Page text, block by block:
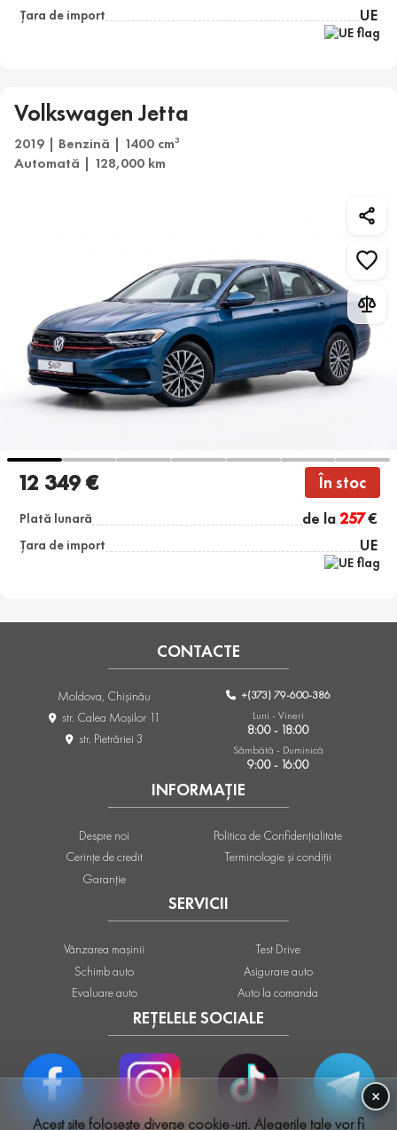
×
Acest site folosește diverse cookie-uri. Alegerile tale vor fi
Țara de import UE
Volkswagen Jetta
2019 | Benzină | 1400 cm3
Automată | 128,000 km
12 349 € În stoc
Plată lunară de la257€
Țara de import UE
SERVICII
Vânzarea mașinii
Schimb auto
Evaluare auto
Test Drive
Asigurare auto
Auto la comanda
INFORMAȚIE
Despre noi
Cerințe de credit
Garanție
Politica de Confidențialitate
Terminologie și condiții
CONTACTE
Moldova, Chişinău
str. Calea Moşilor 11
str. Pietrăriei 3
+(373) 79-600-386
Luni - Vineri
8:00 - 18:00
Sâmbătă - Duminică
9:00 - 16:00
REȚELELE SOCIALE